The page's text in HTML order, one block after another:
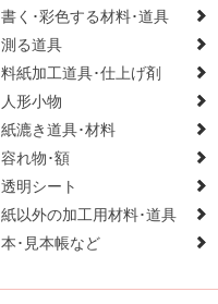
書く･彩色する材料･道具
測る道具
料紙加工道具･仕上げ剤
人形小物
紙漉き道具･材料
容れ物･額
透明シート
紙以外の加工用材料･道具
本･見本帳など